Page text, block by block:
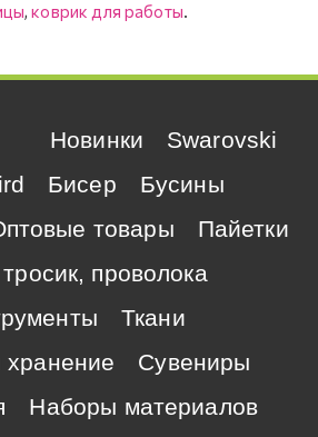
,коврик для работы.
Новинки
Swarovski
Бисер
Бусины
товары
Пайетки
проволока
Ткани
хранение
Сувениры
Наборы материалов